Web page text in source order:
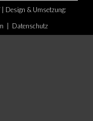
Design & Umsetzung:
Datenschutz